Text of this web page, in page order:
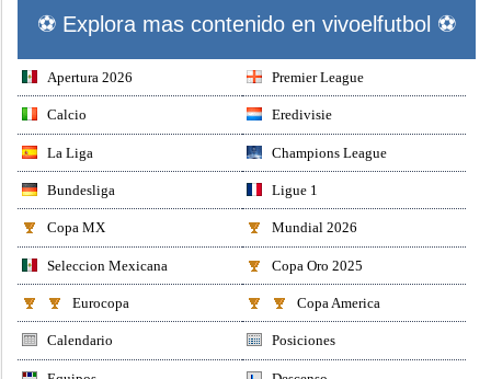
⚽ Explora mas contenido en vivoelfutbol ⚽
Apertura 2026 Premier League
Calcio Eredivisie
La Liga Champions League
Bundesliga Ligue 1
Copa MX Mundial 2026
Seleccion Mexicana Copa Oro 2025
Eurocopa Copa America
Calendario Posiciones